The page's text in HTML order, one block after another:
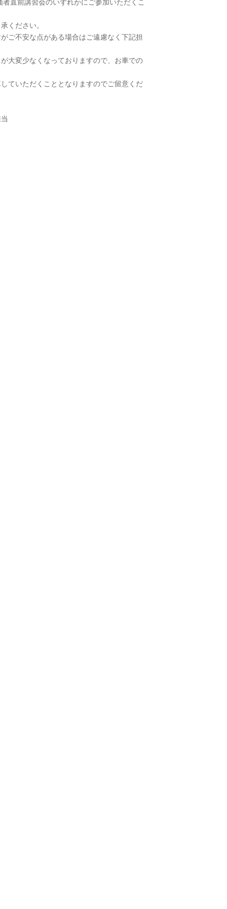
直前講習会のいずれかにご参加いただくこ
ください。
ご不安な点がある場合はご遠慮なく下記担
大変少なくなっておりますので、お車での
ていただくこととなりますのでご留意くだ